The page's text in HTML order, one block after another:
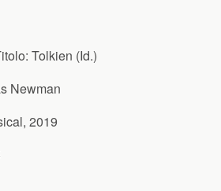
Tolkien (Id.)
Newman
2019